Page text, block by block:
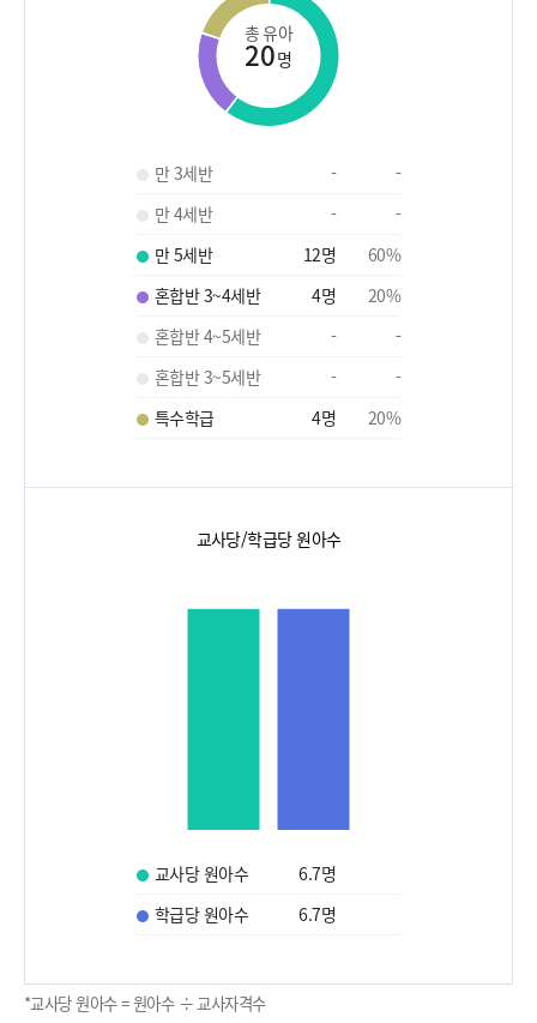
총 유아
20명
만 3세반 -
-
만 4세반
-
-
만 5세반
12명 60%
혼합반 3~4세반
4명 20%
혼합반 4~5세반
-
-
혼합반 3~5세반
-
-
특수학급
4명 20%
교사당/학급당 원아수
교사당 원아수 6.7명
학급당 원아수
6.7명
*교사당 원아수 = 원아수 ÷ 교사자격수